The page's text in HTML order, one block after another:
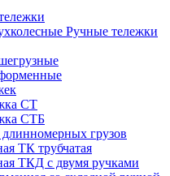
Ручные тележки
СТ
СТБ
грузов
ТК трубчатая
ТКД с двумя ручками